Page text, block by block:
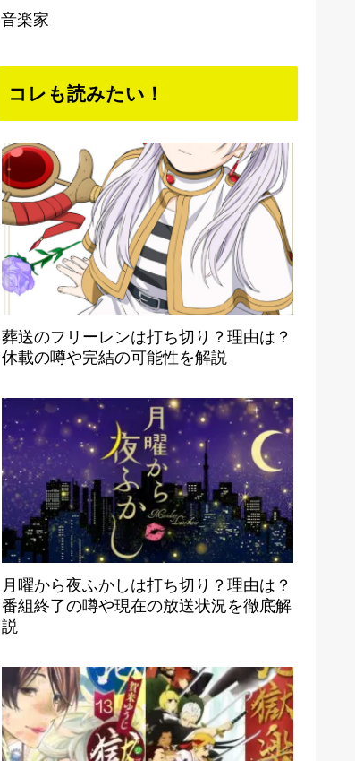
音楽家
コレも読みたい！
葬送のフリーレンは打ち切り？理由は？
休載の噂や完結の可能性を解説
月曜から夜ふかしは打ち切り？理由は？
番組終了の噂や現在の放送状況を徹底解
説